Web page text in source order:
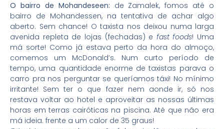
O bairro de Mohandeseen: de Zamalek, fomos até o
bairro de Mohandessen, na tentativa de achar algo
aberto. Sem chance! O taxista nos deixou numa larga
avenida repleta de lojas (fechadas) e fast foods! Uma
má sorte! Como já estava perto da hora do almoço,
comemos um McDonald’s. Num curto período de
tempo, uma quantidade enorme de taxistas parava o
carro pra nos perguntar se queríamos táxi! No mínimo
irritante! Sem ter o que fazer nem aonde ir, só nos
restava voltar ao hotel e aproveitar as nossas últimas
horas em terras cairóticas na piscina. Até que não era
má ideia. frente a um calor de 35 graus!